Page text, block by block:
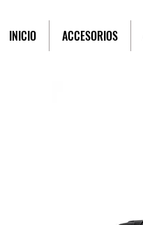
INICIO ACCESORIOS